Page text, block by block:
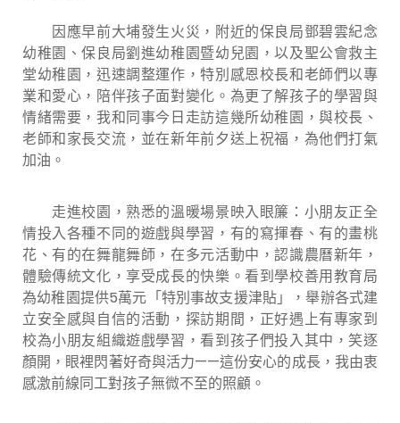
因應早前大埔發生火災，附近的保良局鄧碧雲紀念
幼稚園、保良局劉進幼稚園暨幼兒園，以及聖公會救主
堂幼稚園，迅速調整運作，特別感恩校長和老師們以專
業和愛心，陪伴孩子面對變化。為更了解孩子的學習與
情緒需要，我和同事今日走訪這幾所幼稚園，與校長、
老師和家長交流，並在新年前夕送上祝福，為他們打氣
加油。
走進校園，熟悉的溫暖場景映入眼簾：小朋友正全
情投入各種不同的遊戲與學習，有的寫揮春、有的畫桃
花、有的在舞龍舞師，在多元活動中，認識農曆新年，
體驗傳統文化，享受成長的快樂。看到學校善用教育局
為幼稚園提供5萬元「特別事故支援津貼」，舉辦各式建
立安全感與自信的活動，探訪期間，正好遇上有專家到
校為小朋友組織遊戲學習，看到孩子們投入其中，笑逐
顏開，眼裡閃著好奇與活力——這份安心的成長，我由衷
感激前線同工對孩子無微不至的照顧。